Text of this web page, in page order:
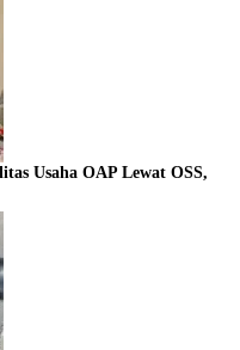
Usaha OAP Lewat OSS,